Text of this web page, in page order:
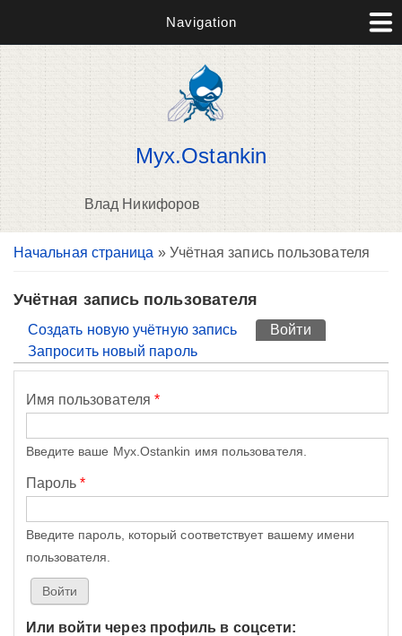
Navigation
Myx.Ostankin
Влад Никифоров
Вы здесь
Начальная страница » Учётная запись пользователя
Учётная запись пользователя
Главные вкладки
Создать новую учётную запись Войти
Запросить новый пароль
Имя пользователя *
Введите ваше Myx.Ostankin имя пользователя.
Пароль*
Введите пароль, который соответствует вашему имени
пользователя.
Или войти через профиль в соцсети: